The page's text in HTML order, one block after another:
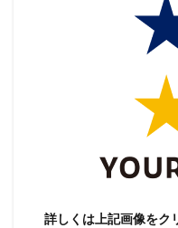
詳しくは上記画像をク